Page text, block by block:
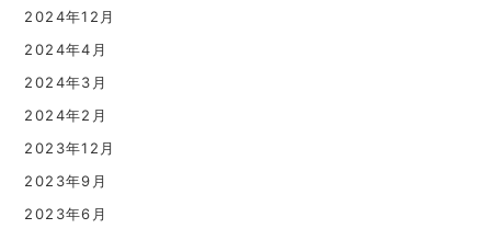
2024年12月
2024年4月
2024年3月
2024年2月
2023年12月
2023年9月
2023年6月